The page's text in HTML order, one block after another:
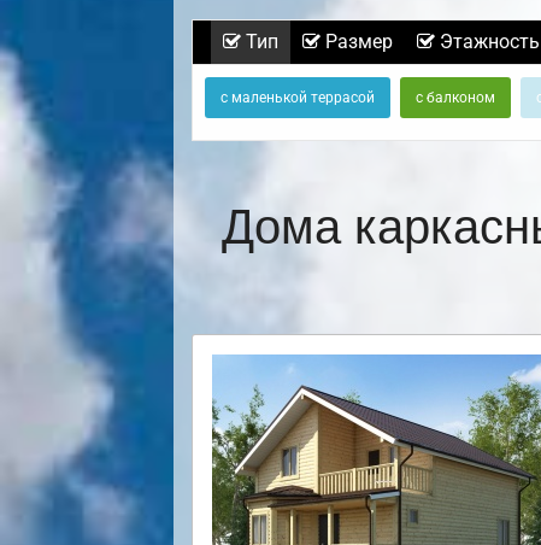
Тип Размер Этажность
с маленькой террасой с балконом
Дома